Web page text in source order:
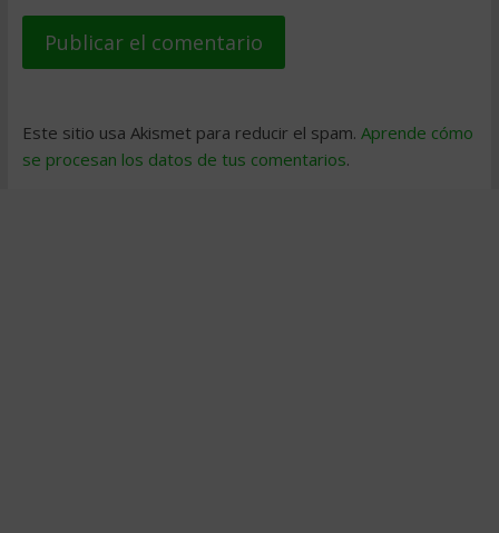
Este sitio usa Akismet para reducir el spam. Aprende cómo
se procesan los datos de tus comentarios.